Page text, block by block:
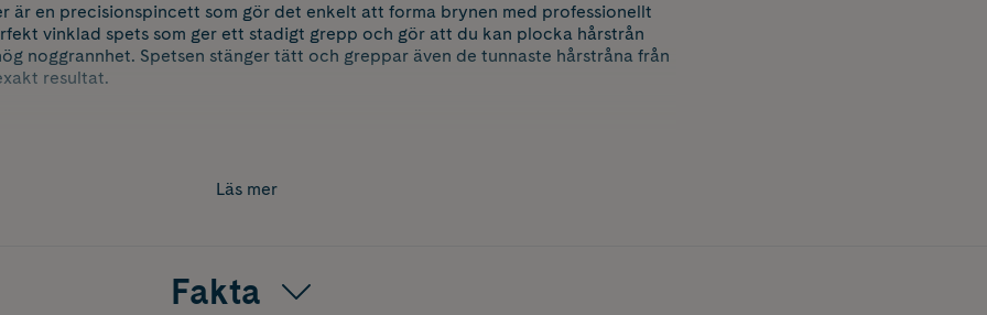
är en precisionspincett som gör det enkelt att forma brynen med professionellt
vinklad spets som ger ett stadigt grepp och gör att du kan plocka hårstrån
noggrannhet. Spetsen stänger tätt och greppar även de tunnaste hårstråna från
resultat.
Läs mer
Fakta